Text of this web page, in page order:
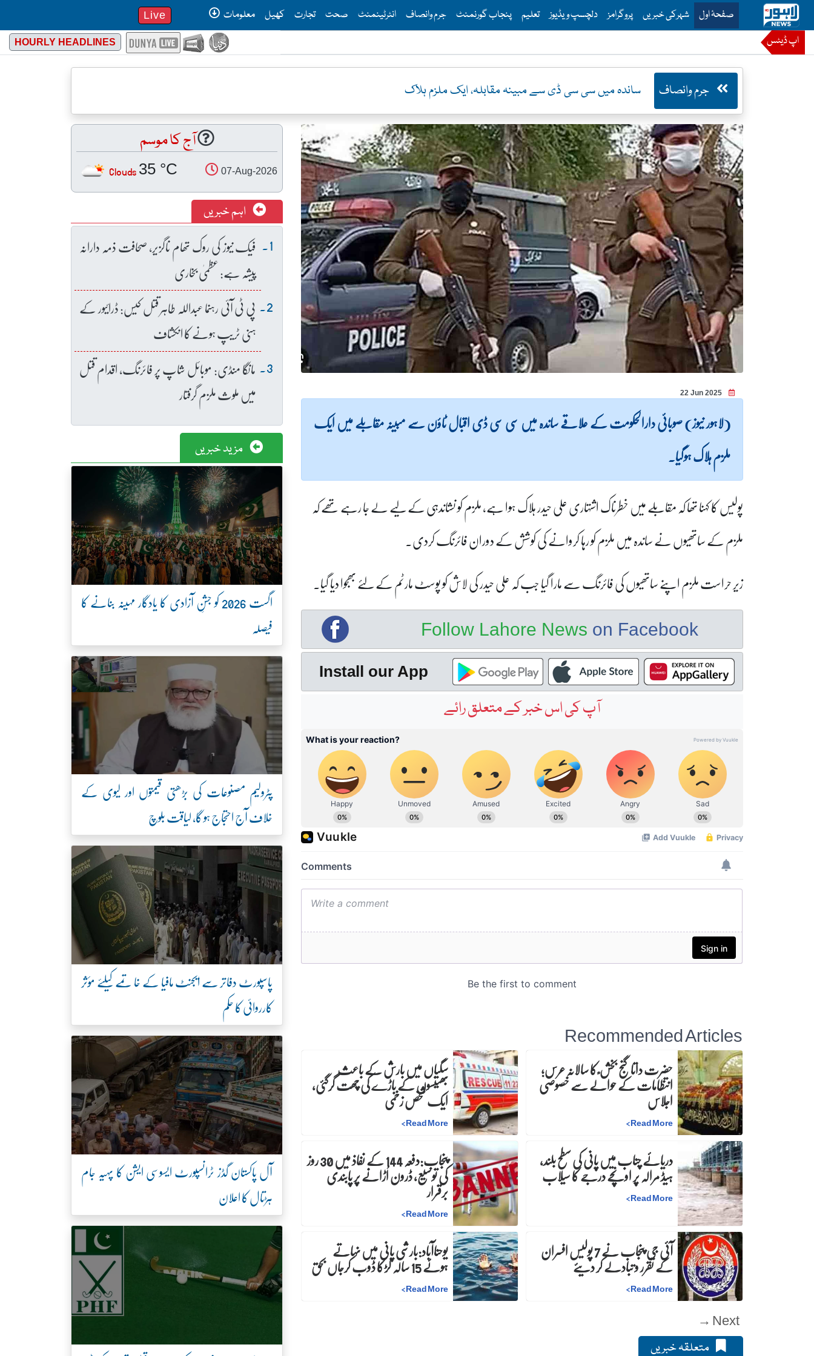
صفحۂ اولThis is the main menu for Lahore News
شہرکی خبریں پروگرامز دلچسپ ویڈیوز تعلیم پنجاب گورنمنٹ جرم وانصاف انٹرٹینمنٹ صحت تجارت کھیل معلومات Live
اپ ڈیٹس HOURLY HEADLINES
ساندہ میں سی سی ڈی سے مبینہ مقابلہ، ایک ملزم ہلاک
22 Jun 2025
(لاہور نیوز) صوبائی دارالحکومت کے علاقے ساندہ میں سی سی ڈی اقبال ٹاؤن سے مبینہ مقابلے میں ایک
ملزم ہلاک ہوگیا۔
پولیس کا کہنا تھا کہ مقابلے میں خطرناک اشتہاری علی حیدر ہلاک ہوا ہے، ملزم کو نشاندہی کے لیے لے جا رہے تھے کہ
ملزم کے ساتھیوں نے ساندہ میں ملزم کو رہا کروانے کی کوشش کے دوران فائرنگ کردی۔
زیر حراست ملزم اپنے ساتھیوں کی فائرنگ سے مارا گیا جب کہ علی حیدر کی لاش کو پوسٹ مارٹم کے لئے بھجوا دیا گیا۔
Follow Lahore News on Facebook
Install our App
آپ کی اس خبر کے متعلق رائے
Recommended Articles
حضرت داتا گنج بخش ؒ کا سالانہ عرس;
انتظامات کے حوالے سے خصوصی
اجلاس
Read More
>
سگیاں میں بارش کے باعث
بھینسوں کے باڑے کی چھت گرگئی،
ایک شخص زخمی
Read More
>
دریائے چناب میں پانی کی سطح بلند،
ہیڈ مرالہ پر اونچے درجے کا سیلاب
Read More
>
پنجاب:دفعہ 144 کے نفاذ میں 30 روز کی توسیع، ڈرون اُڑانے پر پابندی
برقرار
Read More
>
آئی جی پنجاب نے 7 پولیس افسرانکے تقرر و تبادلے کر دیئے
Read More
>
یوحناآباد:بارشی پانی میں نہاتے
ہوئے 15 سالہ لڑکا ڈوب کرجاں بحق
Read More
>
Next →
متعلقہ خبریں
آج کا موسم
07-Aug-2026
35 °C
Clouds
اہم خبریں
فیک نیوز کی روک تھام ناگزیر، صحافت ذمہ دارانہ
پیشہ ہے: عظمیٰ بخاری
پی ٹی آئی رہنما عبداللہ طاہر قتل کیس: ڈرائیور کے
ہنی ٹریپ ہونے کا انکشاف
مانگا منڈی: موبائل شاپ پر فائرنگ، اقدام قتل
میں ملوث ملزم گرفتار
مزید خبریں
اگست 2026 کو جشنِ آزادی کا یادگار مہینہ بنانے کا
فیصلہ
پٹرولیم مصنوعات کی بڑھتی قیمتوں اور لیوی کے
خلاف آج احتجاج ہو گا، لیاقت بلوچ
پاسپورٹ دفاتر سے ایجنٹ مافیا کے خاتمے کیلئے مؤثر
کارروائی کا حکم
آل پاکستان گڈز ٹرانسپورٹ ایسوسی ایشن کا پہیہ جام
ہڑتال کا اعلان